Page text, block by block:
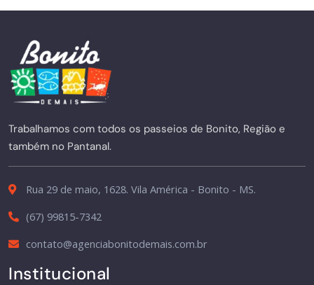
Trabalhamos com todos os passeios de Bonito, Região e
também no Pantanal.
Rua 29 de maio, 1628. Vila América - Bonito - MS.
(67) 99815-7342
contato@agenciabonitodemais.com.br
Institucional